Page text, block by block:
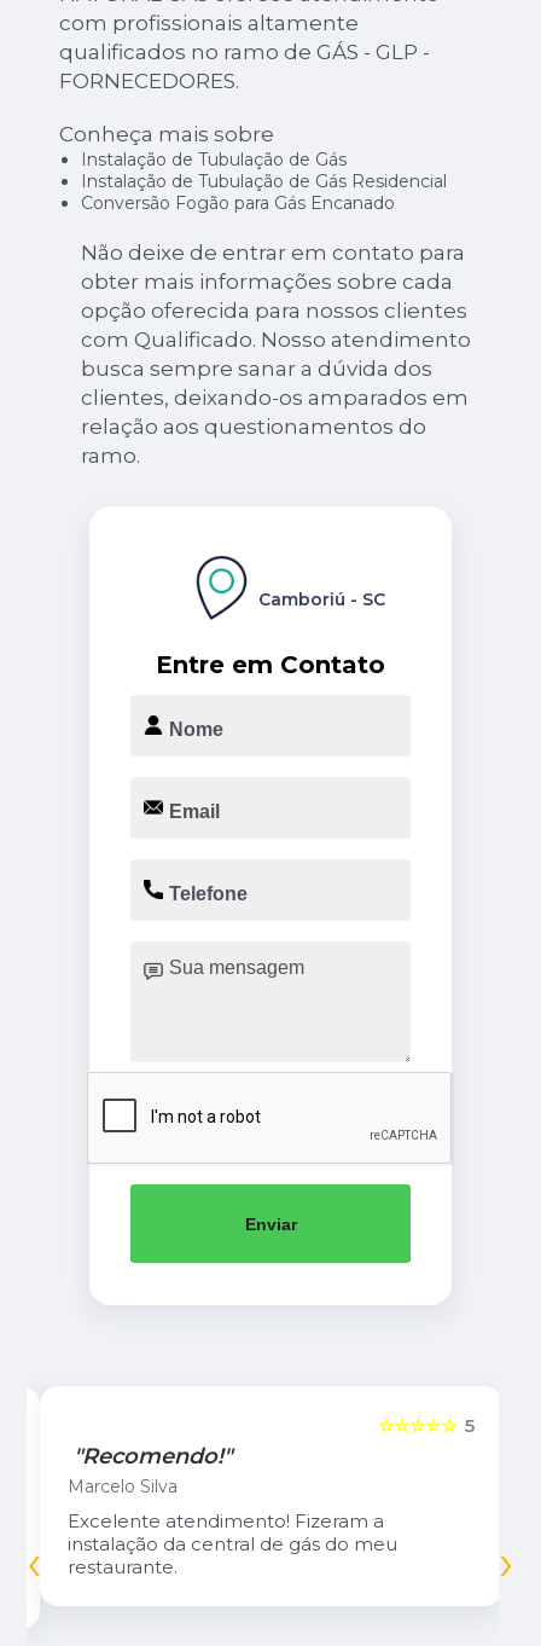
com profissionais altamente
qualificados no ramo de GÁS - GLP -
FORNECEDORES.
Conheça mais sobre
Instalação de Tubulação de Gás
Instalação de Tubulação de Gás Residencial
Conversão Fogão para Gás Encanado
Não deixe de entrar em contato para
obter mais informações sobre cada
opção oferecida para nossos clientes
com Qualificado. Nosso atendimento
busca sempre sanar a dúvida dos
clientes, deixando-os amparados em
relação aos questionamentos do
ramo.
Entre em Contato
Camboriú - SC
Enviar
5
☆☆☆☆☆
"Recomendo!"
Marcelo Silva
Excelente atendimento! Fizeram a
instalação da central de gás do meu
restaurante.
‹ ›